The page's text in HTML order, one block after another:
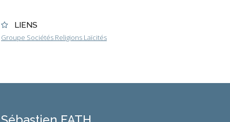
LIENS
Groupe Sociétés Religions Laïcités